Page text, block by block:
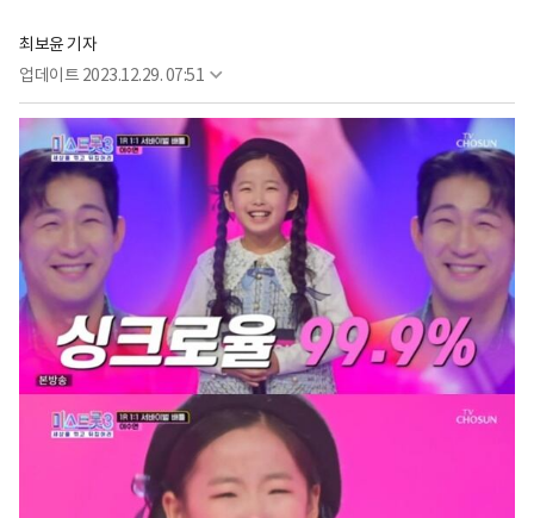
최보윤 기자
업데이트 2023.12.29. 07:51